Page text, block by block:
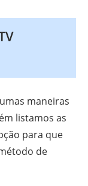
maneiras
listamos as
para que
de